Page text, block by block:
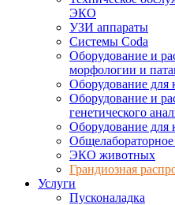
ЭКО
УЗИ аппараты
Системы Coda
Оборудование и
морфологии и
Оборудование для
Оборудование и
генетического
Оборудование для
ЭКО животных
Грандиозная
Услуги
Пусконаладка